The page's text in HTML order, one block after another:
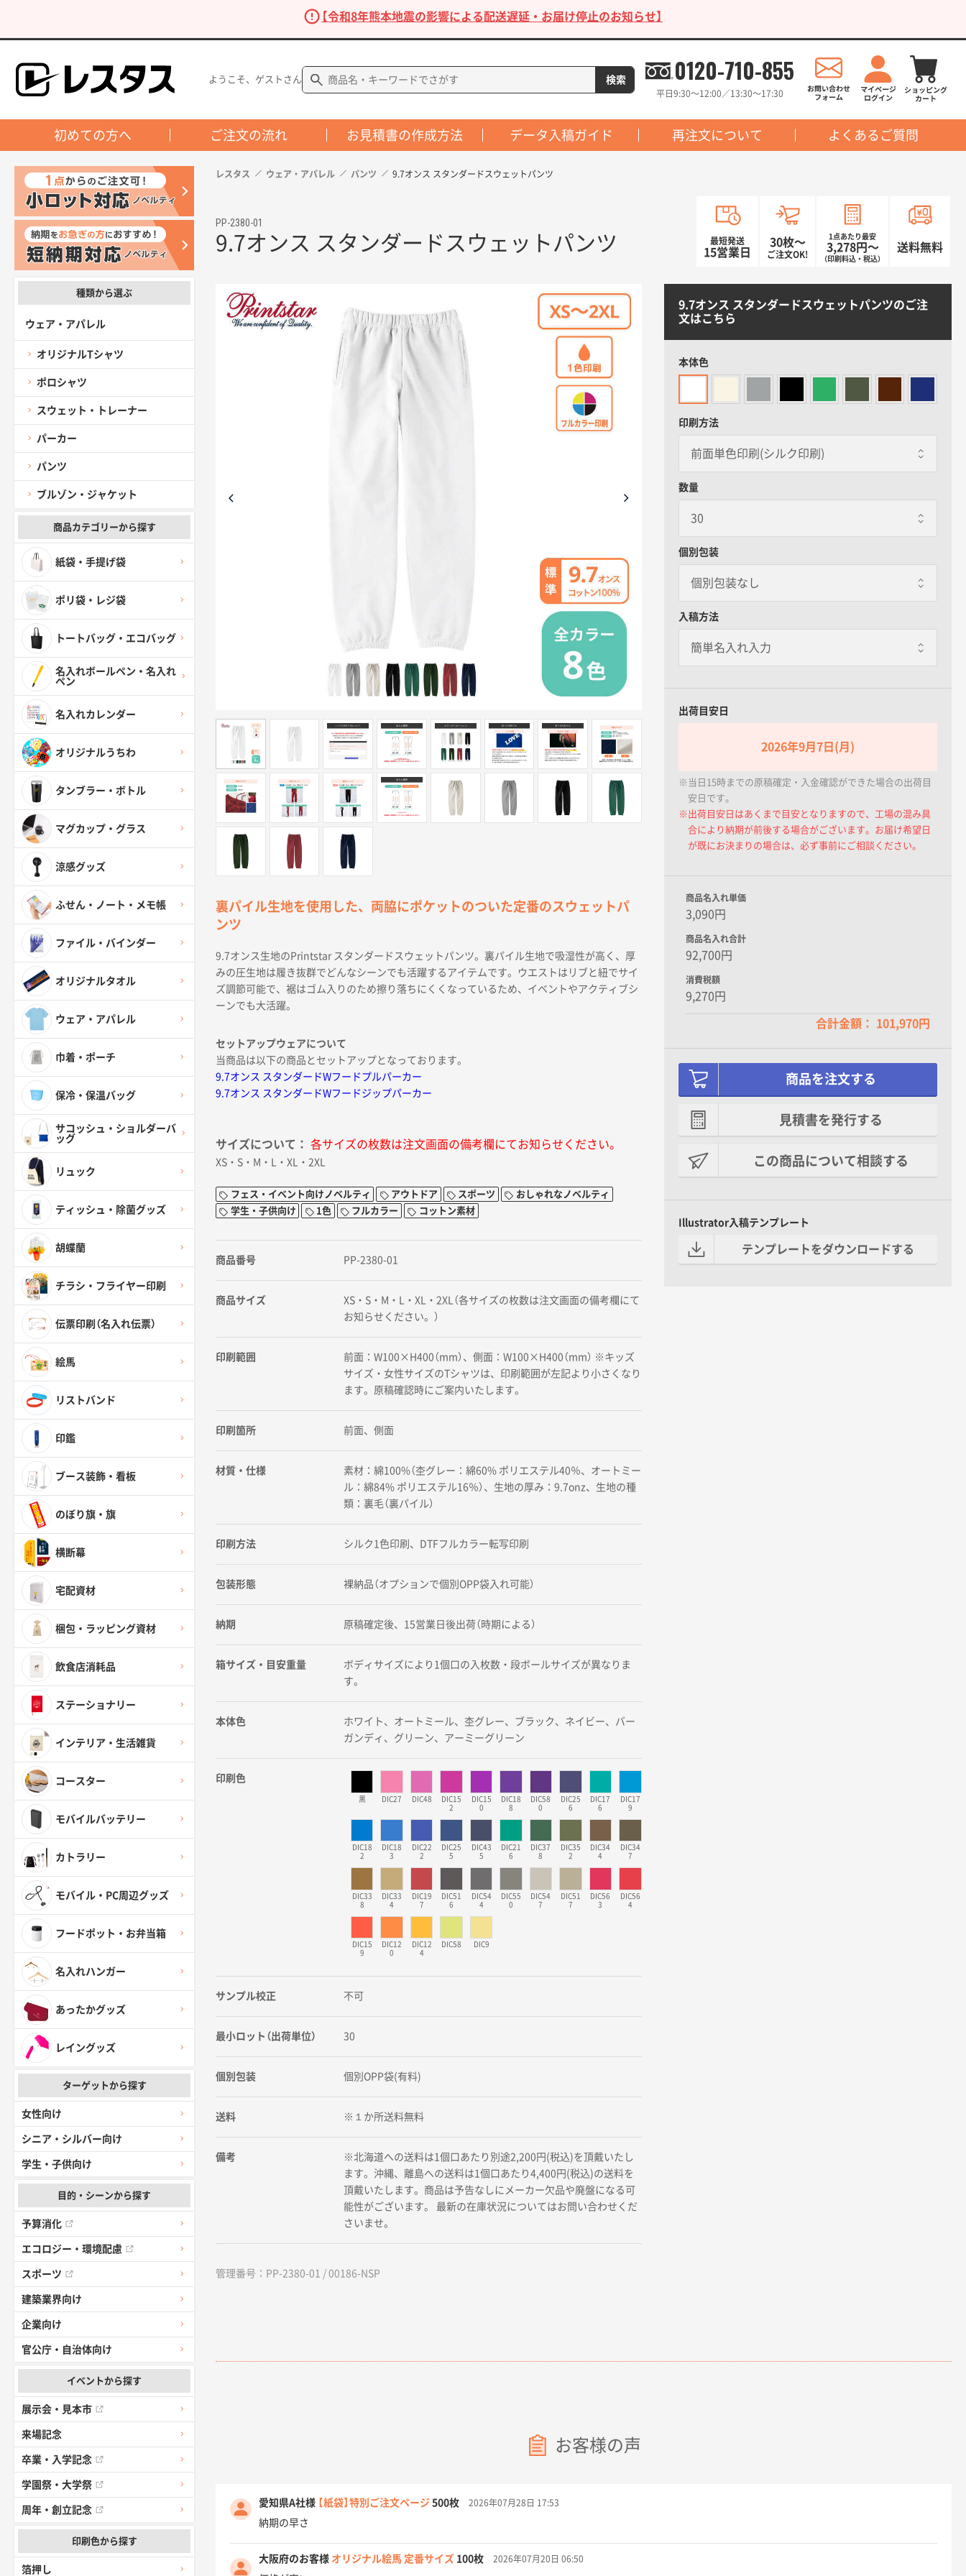
【令和8年熊本地震の影響による配送遅延・お届け停止のお知らせ】
ようこそ、ゲストさん 0120-710-855
平日9:30〜12:00／13:30〜17:30
初めての方へ ご注文の流れ お見積書の作成方法 データ入稿ガイド 再注文について よくあるご質問
種類から選ぶ
ウェア・アパレル
オリジナルTシャツ
ポロシャツ
スウェット・トレーナー
パーカー
パンツ
ブルゾン・ジャケット
商品カテゴリーから探す
紙袋・手提げ袋
ポリ袋・レジ袋
トートバッグ・エコバッグ
名入れボールペン・名入れ
ペン
名入れカレンダー
オリジナルうちわ
タンブラー・ボトル
マグカップ・グラス
涼感グッズ
ふせん・ノート・メモ帳
ファイル・バインダー
オリジナルタオル
ウェア・アパレル
巾着・ポーチ
保冷・保温バッグ
サコッシュ・ショルダーバ
ッグ
リュック
ティッシュ・除菌グッズ
胡蝶蘭
チラシ・フライヤー印刷
伝票印刷（名入れ伝票）
絵馬
リストバンド
印鑑
ブース装飾・看板
のぼり旗・旗
横断幕
宅配資材
梱包・ラッピング資材
飲食店消耗品
ステーショナリー
インテリア・生活雑貨
コースター
モバイルバッテリー
カトラリー
モバイル・PC周辺グッズ
フードポット・お弁当箱
名入れハンガー
あったかグッズ
レイングッズ
ターゲットから探す
女性向け
シニア・シルバー向け
学生・子供向け
目的・シーンから探す
予算消化
エコロジー・環境配慮
スポーツ
建築業界向け
企業向け
官公庁・自治体向け
イベントから探す
展示会・見本市
来場記念
卒業・入学記念
学園祭・大学祭
周年・創立記念
印刷色から探す
箔押し
レスタス ウェア・アパレル パンツ 9.7オンス スタンダードスウェットパンツ
PP-2380-01
9.7オンス スタンダードスウェットパンツ 最短発送
15営業日
30枚〜
ご注文OK!
1点あたり最安
3,278円〜
（印刷料込・税込）
送料無料
9.7オンス スタンダードスウェットパンツのご注
文はこちら
本体色
印刷方法
数量
個別包装
個別包装なし
一枚あたり+85.00円 / 3日出荷
入稿方法
出荷目安日
2026年9月7日(月)
※当日15時までの原稿確定・入金確認ができた場合の出荷目
安日です。
※出荷目安日はあくまで目安となりますので、工場の混み具
合により納期が前後する場合がございます。お届け希望日
が既にお決まりの場合は、必ず事前にご相談ください。
商品名入れ単価
3,090円
商品名入れ合計
92,700円
消費税額
9,270円
合計金額： 101,970円
商品を注文する
見積書を発行する
この商品について相談する
Illustrator入稿テンプレート
テンプレートをダウンロードする
裏パイル生地を使用した、両脇にポケットのついた定番のスウェットパ
ンツ
9.7オンス生地のPrintstar スタンダードスウェットパンツ。裏パイル生地で吸湿性が高く、厚
みの圧生地は履き抜群でどんなシーンでも活躍するアイテムです。ウエストはリブと紐でサイ
ズ調節可能で、裾はゴム入りのため擦り落ちにくくなっているため、イベントやアクティブシ
ーンでも大活躍。
セットアップウェアについて
当商品は以下の商品とセットアップとなっております。
9.7オンス スタンダードWフードプルパーカー
9.7オンス スタンダードWフードジップパーカー
サイズについて： 各サイズの枚数は注文画面の備考欄にてお知らせください。
XS・S・M・L・XL・2XL
フェス・イベント向けノベルティ アウトドア スポーツ
おしゃれなノベルティ
学生・子供向け
1色 フルカラー コットン素材
商品番号 PP-2380-01
商品サイズ
XS・S・M・L・XL・2XL（各サイズの枚数は注文画面の備考欄にて
お知らせください。）
印刷範囲
前面：W100×H400（mm）、側面：W100×H400（mm） ※キッズ
サイズ・女性サイズのTシャツは、印刷範囲が左記より小さくなり
ます。原稿確認時にご案内いたします。
印刷箇所 前面、側面
材質・仕様
素材：綿100%（杢グレー：綿60% ポリエステル40％、オートミー
ル：綿84% ポリエステル16％）、生地の厚み：9.7onz、生地の種
類：裏毛（裏パイル）
印刷方法 シルク1色印刷、DTFフルカラー転写印刷
包装形態 裸納品（オプションで個別OPP袋入れ可能）
納期 原稿確定後、15営業日後出荷（時期による）
箱サイズ・目安重量
ボディサイズにより1個口の入枚数・段ボールサイズが異なりま
す。
本体色
ホワイト、オートミール、杢グレー、ブラック、ネイビー、バー
ガンディ、グリーン、アーミーグリーン
印刷色
黒 DIC27 DIC48
DIC15
2
DIC15
0
DIC18
8
DIC58
0
DIC25
6
DIC17
6
DIC17
9
DIC18
2
DIC18
3
DIC22
2
DIC25
5
DIC43
5
DIC21
6
DIC37
8
DIC35
2
DIC34
4
DIC34
7
DIC33
8
DIC33
4
DIC19
7
DIC51
6
DIC54
4
DIC55
0
DIC54
7
DIC51
7
DIC56
3
DIC56
4
DIC15
9
DIC12
0
DIC12
4
DIC58 DIC9
サンプル校正 不可
最小ロット（出荷単位） 30
個別包装 個別OPP袋(有料)
送料 ※１か所送料無料
備考
※北海道への送料は1個口あたり別途2,200円(税込)を頂戴いたし
ます。沖縄、離島への送料は1個口あたり4,400円(税込)の送料を
頂戴いたします。商品は予告なしにメーカー欠品や廃盤になる可
能性がございます。 最新の在庫状況についてはお問い合わせくだ
さいませ。
管理番号：PP-2380-01 / 00186-NSP
お客様の声
愛知県A社様 【紙袋】特別ご注文ページ 500枚 2026年07月28日 17:53
納期の早さ
大阪府のお客様 オリジナル絵馬 定番サイズ 100枚 2026年07月20日 06:50